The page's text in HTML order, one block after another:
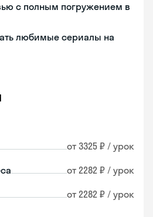
с полным погружением в
любимые сериалы на
от 3325 ₽ / урок
от 2282 ₽ / урок
от 2282 ₽ / урок